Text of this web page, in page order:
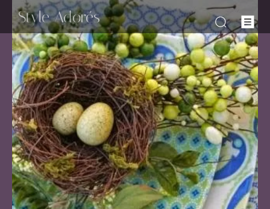
-Style Adorés